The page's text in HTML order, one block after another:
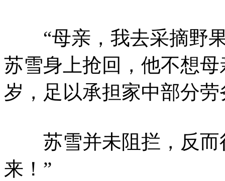
“母亲，我去采摘野果
苏雪身上抢回，他不想
岁，足以承担家中部分劳
苏雪并未阻拦，反而
来！”